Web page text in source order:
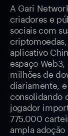
A Gari
criadores e
sociais com
aplicativo
espaço
milhões de
diariamente,
consolidando
jogador
775.000
ampla